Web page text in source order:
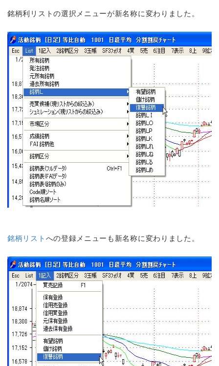
銘柄利リストの選択メニューが新名称に変わりました。
銘柄リスト への登録メニューも新名称に変わりました。